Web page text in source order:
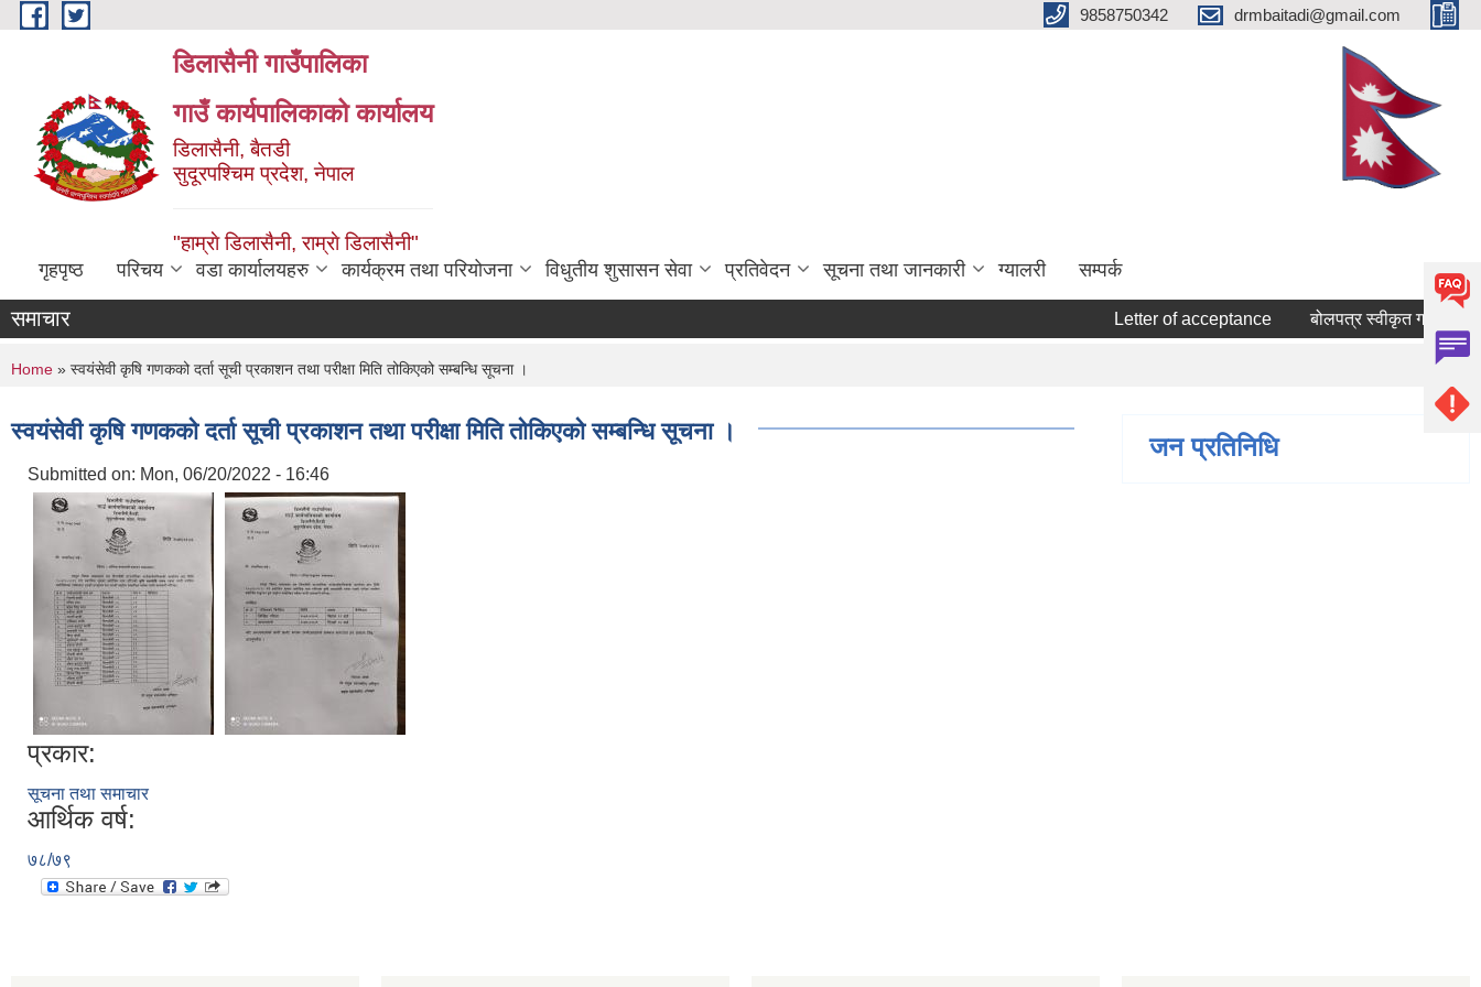
Skip to main content 9858750342 drmbaitadi@gmail.com
डिलासैनी गाउँपालिका
गाउँ कार्यपालिकाको कार्यालय
डिलासैनी, बैतडी
सुदूरपश्चिम प्रदेश, नेपाल
"हाम्राे डिलासैनी, राम्राे डिलासैनी"
गृहपृष्ठ परिचय वडा कार्यालयहरु कार्यक्रम तथा परियोजना विधुतीय शुसासन सेवा प्रतिवेदन सूचना तथा जानकारी ग्यालरी सम्पर्क
समाचार Letter of acceptance बोलपत्र स्वीकृत गर्ने सम्बन्धि
You are here
Home » स्वयंसेवी कृषि गणकको दर्ता सूची प्रकाशन तथा परीक्षा मिति तोकिएको सम्बन्धि सूचना ।
स्वयंसेवी कृषि गणकको दर्ता सूची प्रकाशन तथा परीक्षा मिति तोकिएको सम्बन्धि सूचना ।
Submitted on: Mon, 06/20/2022 - 16:46
प्रकार:
सूचना तथा समाचार
आर्थिक वर्ष:
७८/७९
जन प्रतिनिधि